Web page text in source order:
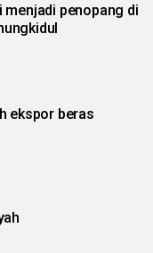
menjadi penopang di
ekspor beras